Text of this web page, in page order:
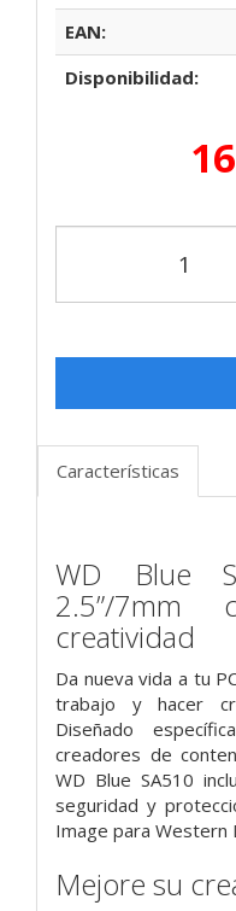
EAN:
Disponibilidad:
Características
WD Blue
2.5”/7mm
creatividad
Da nueva vida a tu
trabajo y hacer
Diseñado
creadores de
WD Blue SA510
seguridad y
Image para Western
Mejore su